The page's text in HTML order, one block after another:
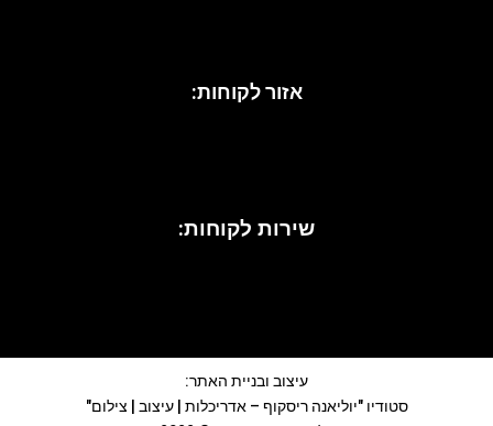
אזור לקוחות:
שירות לקוחות:
עיצוב ובניית האתר:
סטודיו "יוליאנה ריסקוף – אדריכלות | עיצוב | צילום"